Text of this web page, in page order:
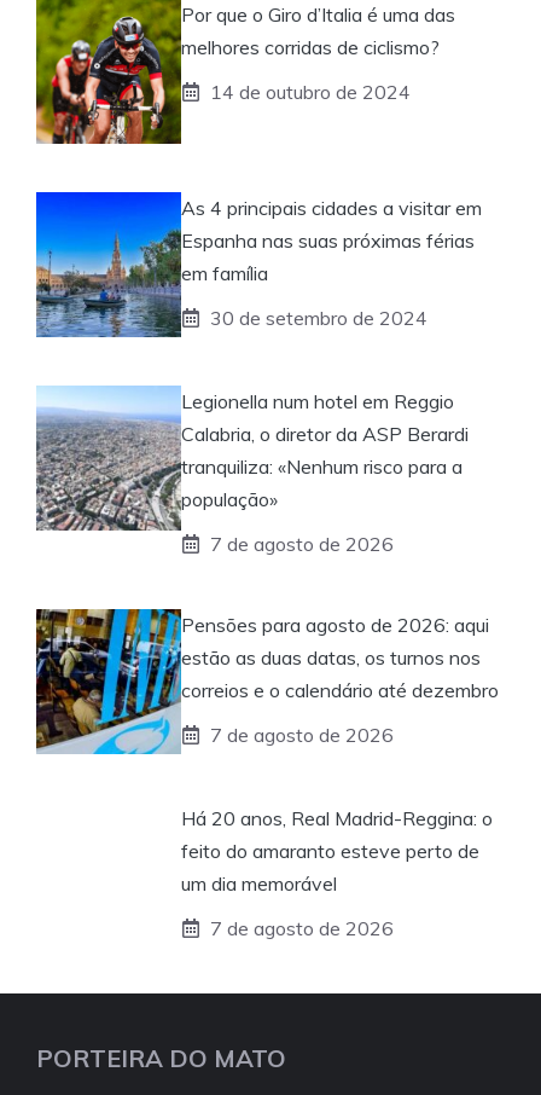
Por que o Giro d’Italia é uma das
melhores corridas de ciclismo?
14 de outubro de 2024
As 4 principais cidades a visitar em
Espanha nas suas próximas férias
em família
30 de setembro de 2024
Legionella num hotel em Reggio
Calabria, o diretor da ASP Berardi
tranquiliza: «Nenhum risco para a
população»
7 de agosto de 2026
Pensões para agosto de 2026: aqui
estão as duas datas, os turnos nos
correios e o calendário até dezembro
7 de agosto de 2026
Há 20 anos, Real Madrid-Reggina: o
feito do amaranto esteve perto de
um dia memorável
7 de agosto de 2026
PORTEIRA DO MATO